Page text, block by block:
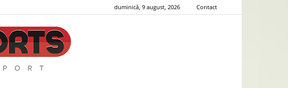
duminică, 9 august, 2026 Contact